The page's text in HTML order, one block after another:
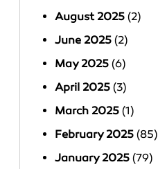
August 2025 (2)
June 2025 (2)
May 2025 (6)
April 2025 (3)
March 2025 (1)
February 2025 (85)
January 2025 (79)